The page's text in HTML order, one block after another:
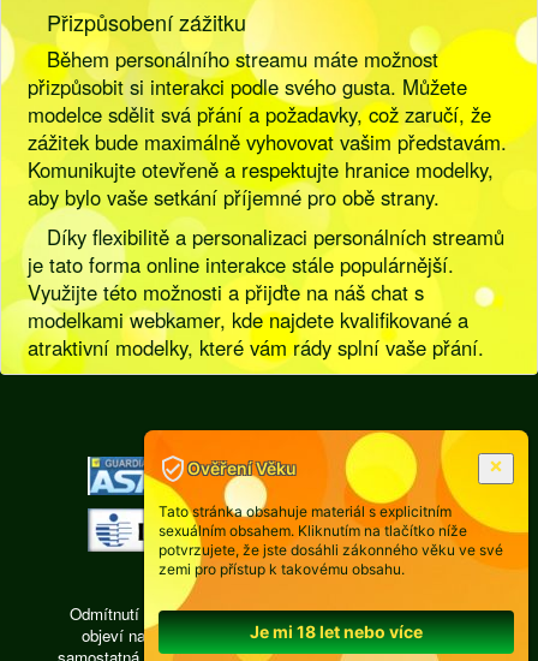
Přizpůsobení zážitku
Během personálního streamu máte možnost
přizpůsobit si interakci podle svého gusta. Můžete
modelce sdělit svá přání a požadavky, což zaručí, že
zážitek bude maximálně vyhovovat vašim představám.
Komunikujte otevřeně a respektujte hranice modelky,
aby bylo vaše setkání příjemné pro obě strany.
Díky flexibilitě a personalizaci personálních streamů
je tato forma online interakce stále populárnější.
Využijte této možnosti a přijďte na náš chat s
modelkami webkamer, kde najdete kvalifikované a
atraktivní modelky, které vám rády splní vaše přání.
]
Odmítnutí odpovědnosti: Každá osoba, jejíž fotografie se
objeví na videochatu isexy.cz, je právně zodpovědná,
Ověření Věku
Tato stránka obsahuje materiál s explicitním
sexuálním obsahem. Kliknutím na tlačítko níže
potvrzujete, že jste dosáhli zákonného věku ve své
zemi pro přístup k takovému obsahu.
Je mi 18 let nebo více